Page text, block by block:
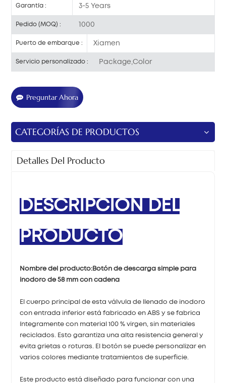
Garantía : 3-5 Years
Pedido (MOQ) : 1000
Puerto de embarque : Xiamen
Servicio personalizado : Package,Color
Preguntar Ahora
CATEGORÍAS DE PRODUCTOS
Detalles Del Producto
DESCRIPCIÓN DEL
PRODUCTO
Nombre del producto: Botón de descarga simple para
inodoro de 58 mm con cadena
El cuerpo principal de esta válvula de llenado de inodoro
con entrada inferior está fabricado en ABS y se fabrica
íntegramente con material 100 % virgen, sin materiales
reciclados. Esto garantiza una alta resistencia general y
evita grietas o roturas. El botón se puede personalizar en
varios colores mediante tratamientos de superficie.
Este producto está diseñado para funcionar con una